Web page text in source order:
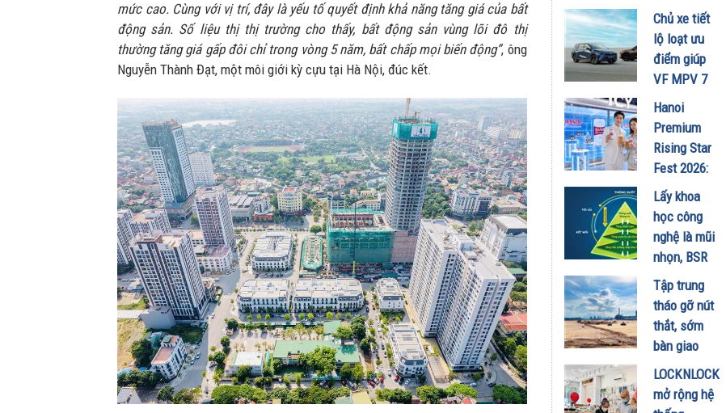
mức cao. Cùng với vị trí, đây là yếu tố quyết định khả năng tăng giá của bất
động sản. Số liệu thị thị trường cho thấy, bất động sản vùng lõi đô thị
thường tăng giá gấp đôi chỉ trong vòng 5 năm, bất chấp mọi biến động”, ông
Nguyễn Thành Đạt, một môi giới kỳ cựu tại Hà Nội, đúc kết.
20/07/2026
khuấy động
mùa hè tại
TP. Hồ Chí
Minh
Chủ xe tiết
lộ loạt ưu
điểm giúp
VF MPV 7
ghi điểm
trong mùa
hè
17/07/2026
Hanoi
Premium
Rising Star
Fest 2026:
Trải
nghiệm
không gian
Lifestyle
Icy Bar thời
thượng đổ
bộ 6 tỉnh
thành mùa
hè này
10/07/2026
Lấy khoa
học công
nghệ là mũi
nhọn, BSR
kiến tạo
NMLD
Dung Quất
thành nhà
máy thông
minh
09/07/2026
Tập trung
tháo gỡ nút
thắt, sớm
bàn giao
mặt bằng
Dự án
Nâng cấp,
LOCKNLOCK
mở rộng hệ